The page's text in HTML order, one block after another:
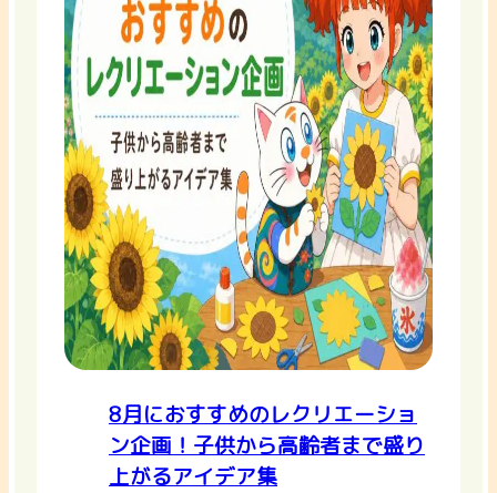
8月におすすめのレクリエーショ
ン企画！子供から高齢者まで盛り
上がるアイデア集